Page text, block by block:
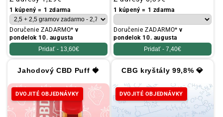
cena
1 kúpený = 1 zdarma
Doručenie ZADARMO*v
pondelok 10. augusta
Pridať - 13,60€
cena
1 kúpený = 1 zdarma
Doručenie ZADARMO*v
pondelok 10. augusta
Pridať - 7,40€
Jahodový CBD Puff 🍓
DVOJITÉ OBJEDNÁVKY
CBG kryštály 99,8% 💎
DVOJITÉ OBJEDNÁVKY